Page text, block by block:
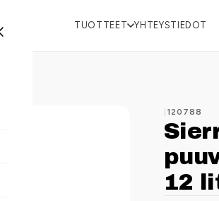
TUOTTEET YHTEYSTIEDOT
120788
12